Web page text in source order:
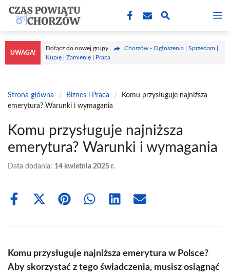
Przejdź
treści
UWAGA!
Dołącz do nowej grupy
Chorzów - Ogłoszenia | Sprzedam |
Kupię | Zamienię | Praca
Strona główna / Biznes i Praca /
Komu przysługuje najniższa
emerytura? Warunki i wymagania
Komu przysługuje najniższa
emerytura? Warunki i wymagania
Data dodania: 14 kwietnia 2025 r.
Share
Share
(Twitter)
Share Share Share Share
Komu przysługuje najniższa emerytura w Polsce?
Aby skorzystać z tego świadczenia, musisz osiągnąć